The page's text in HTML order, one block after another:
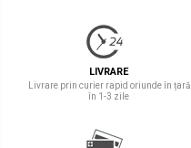
LIVRARE
Livrare prin curier rapid oriunde în țară
în 1-3 zile